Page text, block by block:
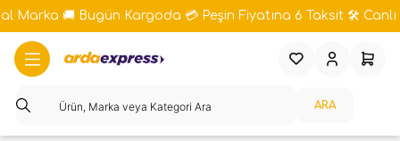
Marka 🚚 Bugün Kargoda 💳 Peşin Fiyatına 6 Taksit 🛠️ Canlı
ARA
FavorilerimHesabım